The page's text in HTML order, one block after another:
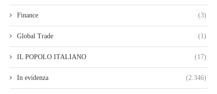
Finance (3)
Global Trade (1)
IL POPOLO ITALIANO (17)
In evidenza (2.346)